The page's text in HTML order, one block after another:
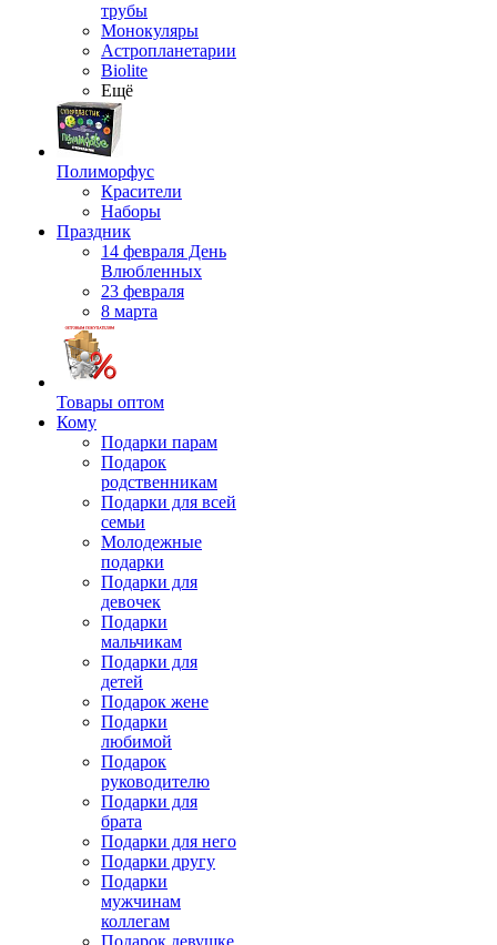
трубы
Монокуляры
Астропланетарии
Biolite
Ещё
Полиморфус
Красители
Наборы
Праздник
14 февраля День
Влюбленных
23 февраля
8 марта
Товары оптом
Кому
Подарки парам
Подарок
родственникам
Подарки для всей
семьи
Молодежные
подарки
Подарки для
девочек
Подарки
мальчикам
Подарки для
детей
Подарок жене
Подарки
любимой
Подарок
руководителю
Подарки для
брата
Подарки для него
Подарки другу
Подарки
мужчинам
коллегам
Подарок девушке